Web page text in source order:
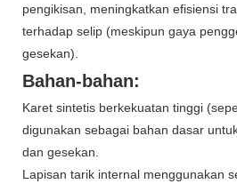
pengikisan, meningkatkan efisiensi
terhadap selip (meskipun gaya
gesekan).
Bahan-bahan:
Karet sintetis berkekuatan tinggi
digunakan sebagai bahan dasar
dan gesekan.
Lapisan tarik internal menggunakan